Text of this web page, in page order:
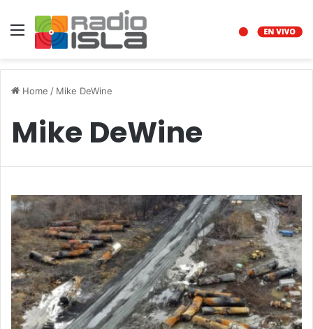
Menu
Home / Mike DeWine
Mike DeWine